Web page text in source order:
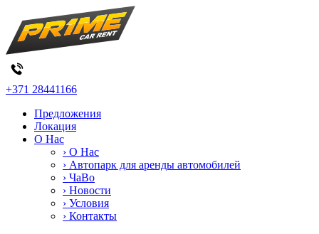
+371 28441166
Предложения
Локация
О Нас
› О Нас
› Автопарк для аренды автомобилей
› ЧаВо
› Новости
› Условия
› Контакты